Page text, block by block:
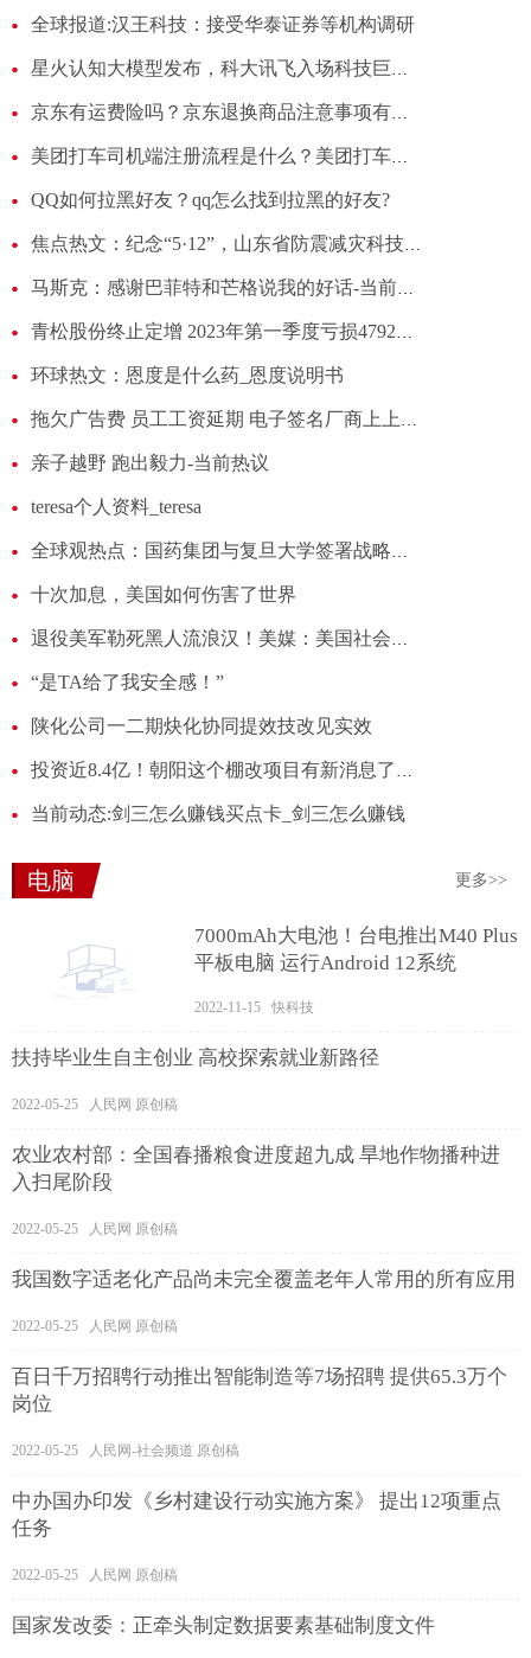
全球报道:汉王科技：接受华泰证券等机构调研
星火认知大模型发布，科大讯飞入场科技巨头AI大战？
京东有运费险吗？京东退换商品注意事项有哪些？
美团打车司机端注册流程是什么？美团打车需要什么条件可以加入？
QQ如何拉黑好友？qq怎么找到拉黑的好友?
焦点热文：纪念“5·12”，山东省防震减灾科技园举办开放日活动
马斯克：感谢巴菲特和芒格说我的好话-当前时讯
青松股份终止定增 2023年第一季度亏损4792万元
环球热文：恩度是什么药_恩度说明书
拖欠广告费 员工工资延期 电子签名厂商上上签掉队的原因 世界微速讯
亲子越野 跑出毅力-当前热议
teresa个人资料_teresa
全球观热点：国药集团与复旦大学签署战略合作框架协议
十次加息，美国如何伤害了世界
退役美军勒死黑人流浪汉！美媒：美国社会对黑人的暴力刻板印象根深蒂固 每日热点
“是TA给了我安全感！”
陕化公司一二期炔化协同提效技改见实效
投资近8.4亿！朝阳这个棚改项目有新消息了！-焦点信息
当前动态:剑三怎么赚钱买点卡_剑三怎么赚钱
电脑 更多>>
7000mAh大电池！台电推出M40 Plus
平板电脑 运行Android 12系统
2022-11-15 快科技
扶持毕业生自主创业 高校探索就业新路径
2022-05-25 人民网 原创稿
农业农村部：全国春播粮食进度超九成 旱地作物播种进
入扫尾阶段
2022-05-25 人民网 原创稿
我国数字适老化产品尚未完全覆盖老年人常用的所有应用
2022-05-25 人民网 原创稿
百日千万招聘行动推出智能制造等7场招聘 提供65.3万个
岗位
2022-05-25 人民网-社会频道 原创稿
中办国办印发《乡村建设行动实施方案》 提出12项重点
任务
2022-05-25 人民网 原创稿
国家发改委：正牵头制定数据要素基础制度文件